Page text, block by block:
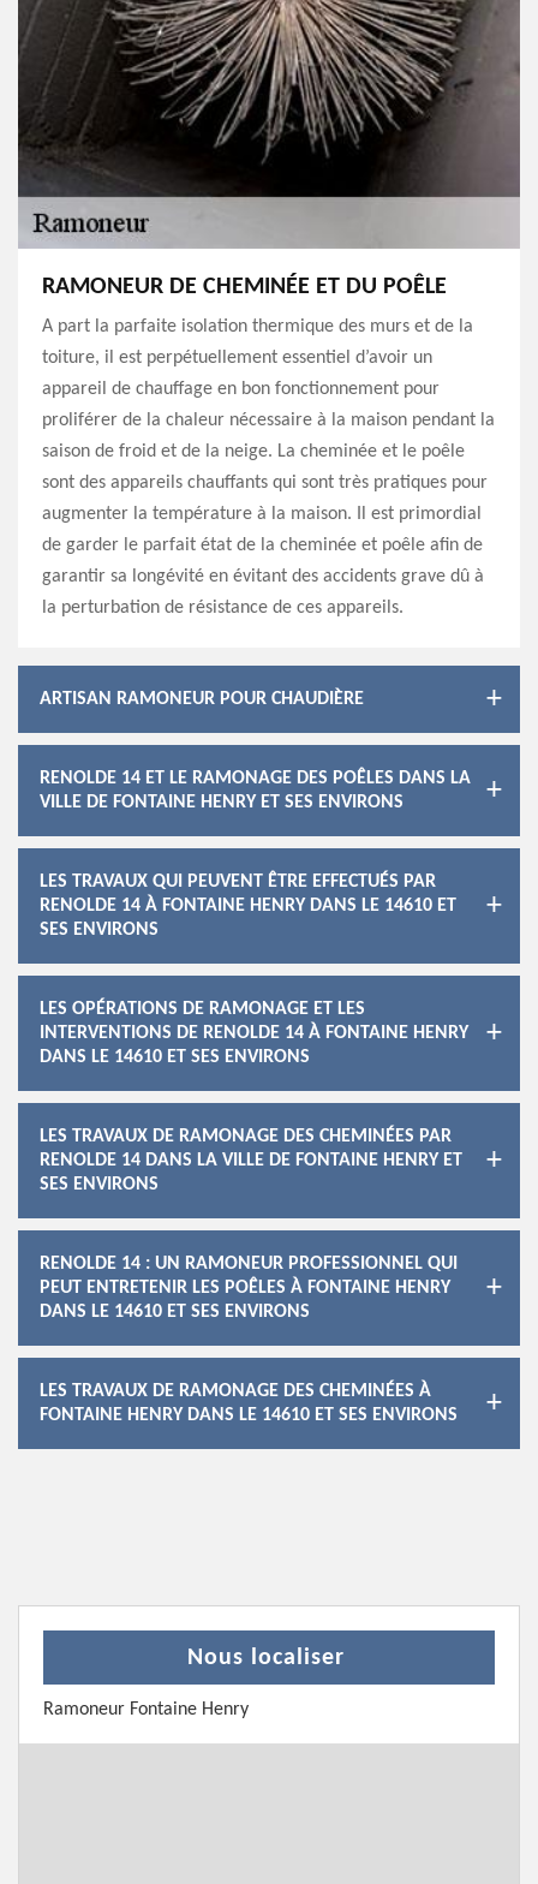
RAMONEUR DE CHEMINÉE ET DU POÊLE
A part la parfaite isolation thermique des murs et de la
toiture, il est perpétuellement essentiel d’avoir un
appareil de chauffage en bon fonctionnement pour
proliférer de la chaleur nécessaire à la maison pendant la
saison de froid et de la neige. La cheminée et le poêle
sont des appareils chauffants qui sont très pratiques pour
augmenter la température à la maison. Il est primordial
de garder le parfait état de la cheminée et poêle afin de
garantir sa longévité en évitant des accidents grave dû à
la perturbation de résistance de ces appareils.
ARTISAN RAMONEUR POUR CHAUDIÈRE
RENOLDE 14 ET LE RAMONAGE DES POÊLES DANS LA
VILLE DE FONTAINE HENRY ET SES ENVIRONS
LES TRAVAUX QUI PEUVENT ÊTRE EFFECTUÉS PAR
RENOLDE 14 À FONTAINE HENRY DANS LE 14610 ET
SES ENVIRONS
LES OPÉRATIONS DE RAMONAGE ET LES
INTERVENTIONS DE RENOLDE 14 À FONTAINE HENRY
DANS LE 14610 ET SES ENVIRONS
LES TRAVAUX DE RAMONAGE DES CHEMINÉES PAR
RENOLDE 14 DANS LA VILLE DE FONTAINE HENRY ET
SES ENVIRONS
RENOLDE 14 : UN RAMONEUR PROFESSIONNEL QUI
PEUT ENTRETENIR LES POÊLES À FONTAINE HENRY
DANS LE 14610 ET SES ENVIRONS
LES TRAVAUX DE RAMONAGE DES CHEMINÉES À
FONTAINE HENRY DANS LE 14610 ET SES ENVIRONS
Nous localiser
Ramoneur Fontaine Henry